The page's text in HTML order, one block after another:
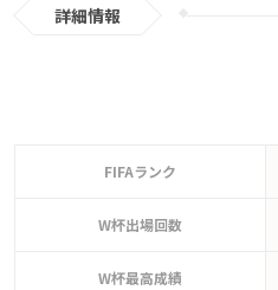
詳細情報
FIFAランク
W杯出場回数
W杯最高成績